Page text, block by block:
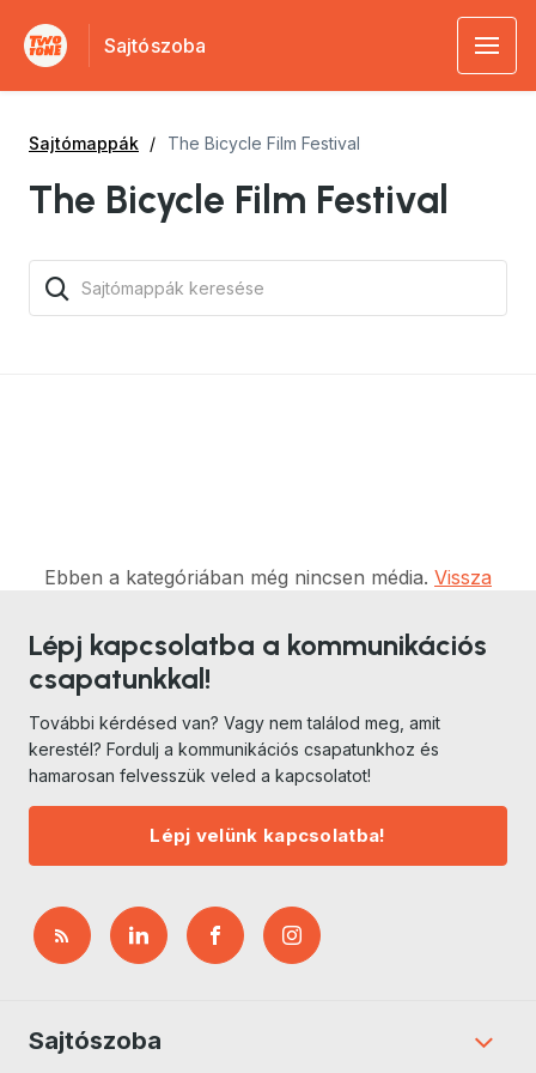
Sajtószoba
Sajtómappák The Bicycle Film Festival
The Bicycle Film Festival
Ebben a kategóriában még nincsen média. Vissza
Lépj kapcsolatba a kommunikációs
csapatunkkal!
További kérdésed van? Vagy nem találod meg, amit
kerestél? Fordulj a kommunikációs csapatunkhoz és
hamarosan felvesszük veled a kapcsolatot!
Lépj velünk kapcsolatba!
Sajtószoba